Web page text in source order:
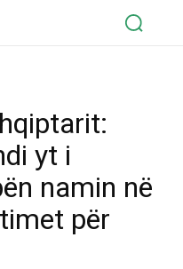
yt i
namin në
për